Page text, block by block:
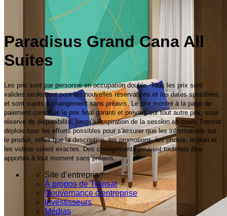
Paradisus Grand Cana All
Suites
Les prix sont par personne en occupation double. Tous les prix sont
valides seulement pour les nouvelles réservations et les dates spécifiées,
et sont sujets à changement sans préavis. Le prix montré à la page de
paiement constitue le prix final garanti et prévaut sur tout autre prix, sous
réserve de disponibilité, jusqu'à l'expiration de la session en cours.Transat
déploie tous les efforts possibles pour s'assurer que les informations sur
le produit, telles que la description, les promotions, les photos, le plan et
les vidéos soient exactes. Des changements peuvent toutefois être
apportés à tout moment sans préavis.
Site d’entreprise
À propos de Transat
Gouvernance d'entreprise
Investisseurs
Médias